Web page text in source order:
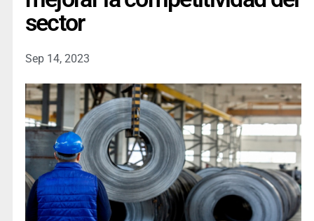
sector
Sep 14, 2023